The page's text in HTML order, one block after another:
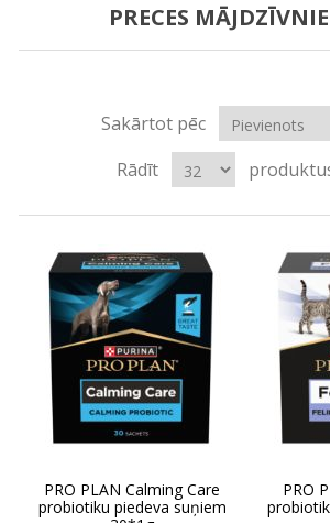
PRECES
Sakārtot pēc
Rādīt
PRO PLAN Calming Care
probiotiku piedeva suņiem
PRO